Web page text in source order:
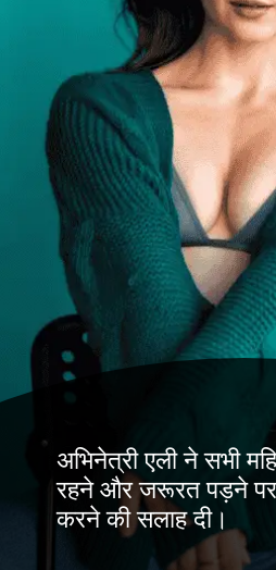
अभिनेत्री एली ने सभी
रहने और जरूरत पड़ने
करने की सलाह दी।